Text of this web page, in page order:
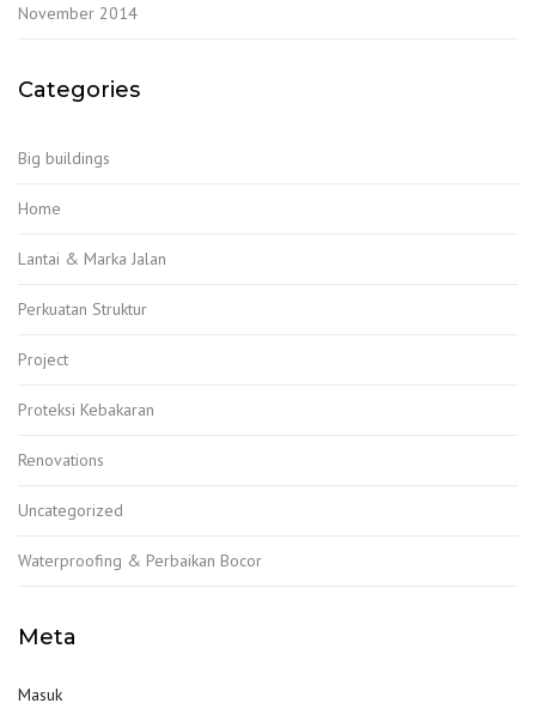
November 2014
Categories
Big buildings
Home
Lantai & Marka Jalan
Perkuatan Struktur
Project
Proteksi Kebakaran
Renovations
Uncategorized
Waterproofing & Perbaikan Bocor
Meta
Masuk